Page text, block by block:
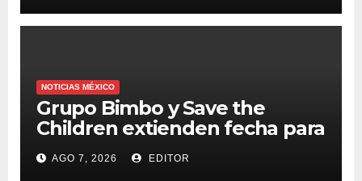
NOTICIAS MÉXICO
Grupo Bimbo y Save the
Children extienden fecha para
apoyar a damnificados de
Venezuela
AGO 7, 2026 EDITOR